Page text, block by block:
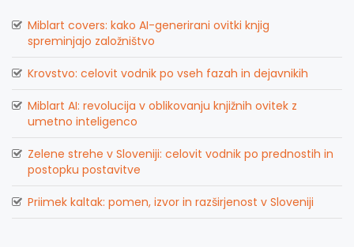
Miblart covers: kako AI-generirani ovitki knjig
spreminjajo založništvo
Krovstvo: celovit vodnik po vseh fazah in dejavnikih
Miblart AI: revolucija v oblikovanju knjižnih ovitek z
umetno inteligenco
Zelene strehe v Sloveniji: celovit vodnik po prednostih in
postopku postavitve
Priimek kaltak: pomen, izvor in razširjenost v Sloveniji